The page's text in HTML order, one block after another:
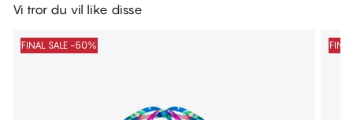
Vi tror du vil like disse
FINAL SALE -50%